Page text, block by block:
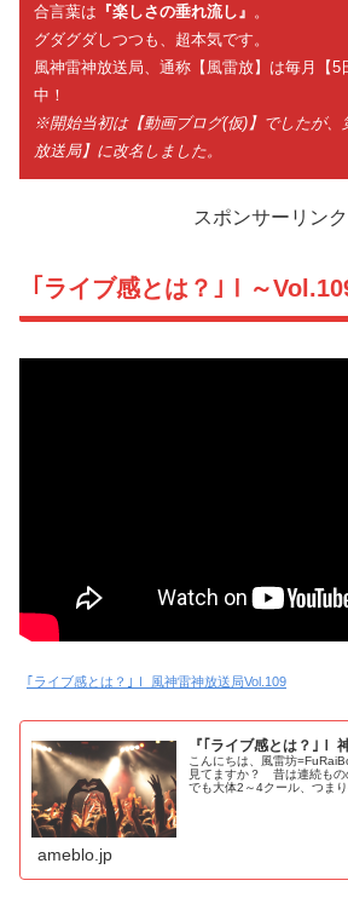
合言葉は 『楽しさの垂れ流し』 。
グダグダしつつも、超本気です。
風神雷神放送局、通称【風雷放】は毎月【5
中！
※開始当初は【動画ブログ(仮)】でしたが、
放送局】に改名しました。
スポンサーリンク
｢ライブ感とは？｣Ⅰ～
｢ライブ感とは？｣Ⅰ 風神雷神放送局Vol.109
『｢ライブ感とは？｣Ⅰ
こんにちは、風雷坊
見てますか？ 昔は連続もの
でも大体2～4クール、つま
ameblo.jp